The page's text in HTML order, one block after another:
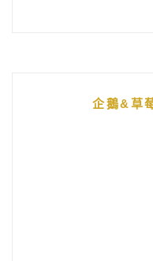
企鵝&草